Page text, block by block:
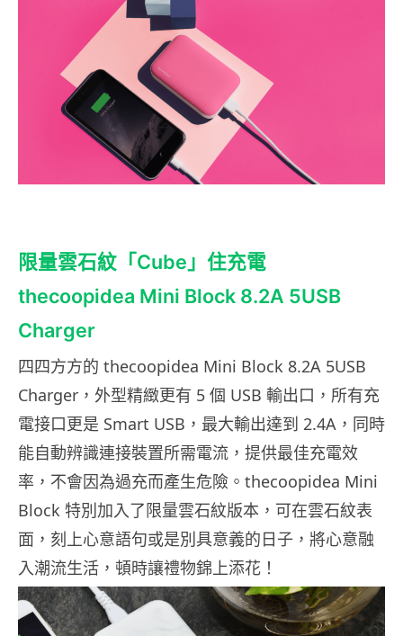
限量雲石紋「Cube」住充電
thecoopidea Mini Block 8.2A 5USB
Charger
四四方方的 thecoopidea Mini Block 8.2A 5USB
Charger，外型精緻更有 5 個 USB 輸出口，所有充
電接口更是 Smart USB，最大輸出達到 2.4A，同時
能自動辨識連接裝置所需電流，提供最佳充電效
率，不會因為過充而產生危險。thecoopidea Mini
Block 特別加入了限量雲石紋版本，可在雲石紋表
面，刻上心意語句或是別具意義的日子，將心意融
入潮流生活，頓時讓禮物錦上添花！